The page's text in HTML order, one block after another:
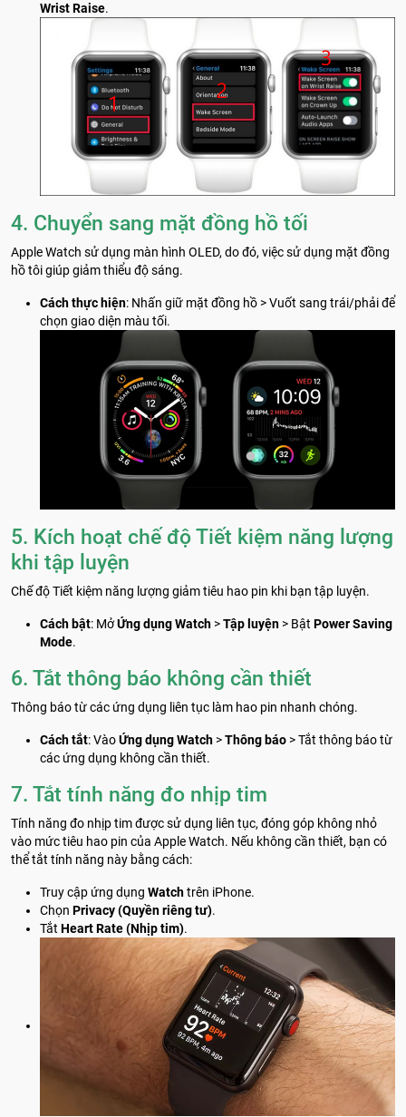
Wrist Raise.
4. Chuyển sang mặt đồng hồ tối
Apple Watch sử dụng màn hình OLED, do đó, việc sử dụng mặt đồng
hồ tôi giúp giảm thiểu độ sáng.
Cách thực hiện: Nhấn giữ mặt đồng hồ > Vuốt sang trái/phải để
chọn giao diện màu tối.
5. Kích hoạt chế độ Tiết kiệm năng lượng
khi tập luyện
Chế độ Tiết kiệm năng lượng giảm tiêu hao pin khi bạn tập luyện.
Cách bật: MởỨng dụng Watch >Tập luyện > Bật Power Saving
Mode.
6. Tắt thông báo không cần thiết
Thông báo từ các ứng dụng liên tục làm hao pin nhanh chóng.
Cách tắt: VàoỨng dụng Watch >Thông báo > Tắt thông báo từ
các ứng dụng không cần thiết.
7. Tắt tính năng đo nhịp tim
Tính năng đo nhịp tim được sử dụng liên tục, đóng góp không nhỏ
vào mức tiêu hao pin của Apple Watch. Nếu không cần thiết, bạn có
thể tắt tính năng này bằng cách:
Truy cập ứng dụng Watchtrên iPhone.
Chọn Privacy (Quyền riêng tư).
Tắt Heart Rate (Nhịp tim).